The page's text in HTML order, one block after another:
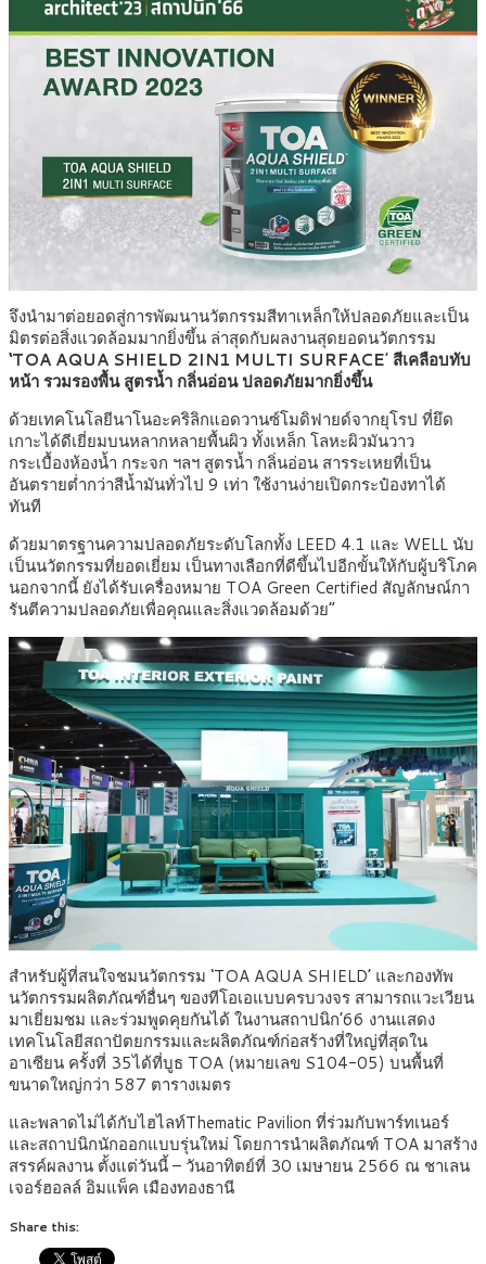
จึงนำมาต่อยอดสู่การพัฒนานวัตกรรมสีทาเหล็กให้ปลอดภัยและเป็น
มิตรต่อสิ่งแวดล้อมมากยิ่งขึ้น ล่าสุดกับผลงานสุดยอดนวัตกรรม
‘TOA AQUA SHIELD 2IN1 MULTI SURFACE’ สีเคลือบทับ
หน้า รวมรองพื้น สูตรน้ำ กลิ่นอ่อน ปลอดภัยมากยิ่งขึ้น
ด้วยเทคโนโลยีนาโนอะคริลิกแอดวานซ์โมดิฟายด์จากยุโรป ที่ยึด
เกาะได้ดีเยี่ยมบนหลากหลายพื้นผิว ทั้งเหล็ก โลหะผิวมันวาว
กระเบื้องห้องน้ำ กระจก ฯลฯ สูตรน้ำ กลิ่นอ่อน สารระเหยที่เป็น
อันตรายต่ำกว่าสีน้ำมันทั่วไป 9 เท่า ใช้งานง่ายเปิดกระป๋องทาได้
ทันที
ด้วยมาตรฐานความปลอดภัยระดับโลกทั้ง LEED 4.1 และ WELL นับ
เป็นนวัตกรรมที่ยอดเยี่ยม เป็นทางเลือกที่ดีขึ้นไปอีกขั้นให้กับผู้บริโภค
นอกจากนี้ ยังได้รับเครื่องหมาย TOA Green Certified สัญลักษณ์กา
รันตีความปลอดภัยเพื่อคุณและสิ่งแวดล้อมด้วย”
สำหรับผู้ที่สนใจชมนวัตกรรม ‘TOA AQUA SHIELD’ และกองทัพ
นวัตกรรมผลิตภัณฑ์อื่นๆ ของทีโอเอแบบครบวงจร สามารถแวะเวียน
มาเยี่ยมชม และร่วมพูดคุยกันได้ ในงานสถาปนิก’66 งานแสดง
เทคโนโลยีสถาปัตยกรรมและผลิตภัณฑ์ก่อสร้างที่ใหญ่ที่สุดใน
อาเซียน ครั้งที่ 35ได้ที่บูธ TOA (หมายเลข S104-05) บนพื้นที่
ขนาดใหญ่กว่า 587 ตารางเมตร
และพลาดไม่ได้กับไฮไลท์Thematic Pavilion ที่ร่วมกับพาร์ทเนอร์
และสถาปนิกนักออกแบบรุ่นใหม่ โดยการนำผลิตภัณฑ์ TOA มาสร้าง
สรรค์ผลงาน ตั้งแต่วันนี้ – วันอาทิตย์ที่ 30 เมษายน 2566 ณ ชาเลน
เจอร์ฮอลล์ อิมแพ็ค เมืองทองธานี
Share this: